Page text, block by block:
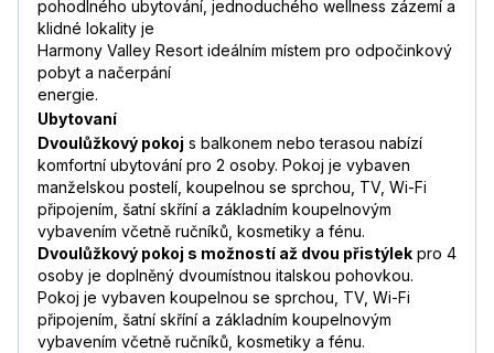
pohodlného ubytování, jednoduchého wellness zázemí a
klidné lokality je
Harmony Valley Resort ideálním místem pro odpočinkový
pobyt a načerpání
energie.
Ubytovaní
Dvoulůžkový pokoj s balkonem nebo terasou nabízí
komfortní ubytování pro 2 osoby. Pokoj je vybaven
manželskou postelí, koupelnou se sprchou, TV, Wi-Fi
připojením, šatní skříní a základním koupelnovým
vybavením včetně ručníků, kosmetiky a fénu.
Dvoulůžkový pokoj s možností až dvou přistýlek pro 4
osoby je doplněný dvoumístnou italskou pohovkou.
Pokoj je vybaven koupelnou se sprchou, TV, Wi-Fi
připojením, šatní skříní a základním koupelnovým
vybavením včetně ručníků, kosmetiky a fénu.